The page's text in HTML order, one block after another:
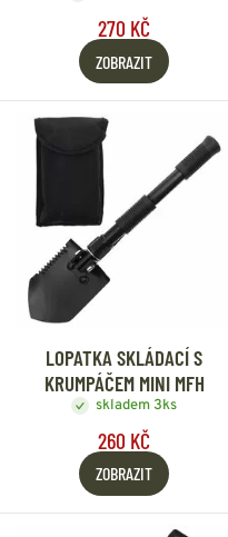
270 KČ
ZOBRAZIT
LOPATKA SKLÁDACÍ S
KRUMPÁČEM MINI MFH
skladem 3ks
260 KČ
ZOBRAZIT